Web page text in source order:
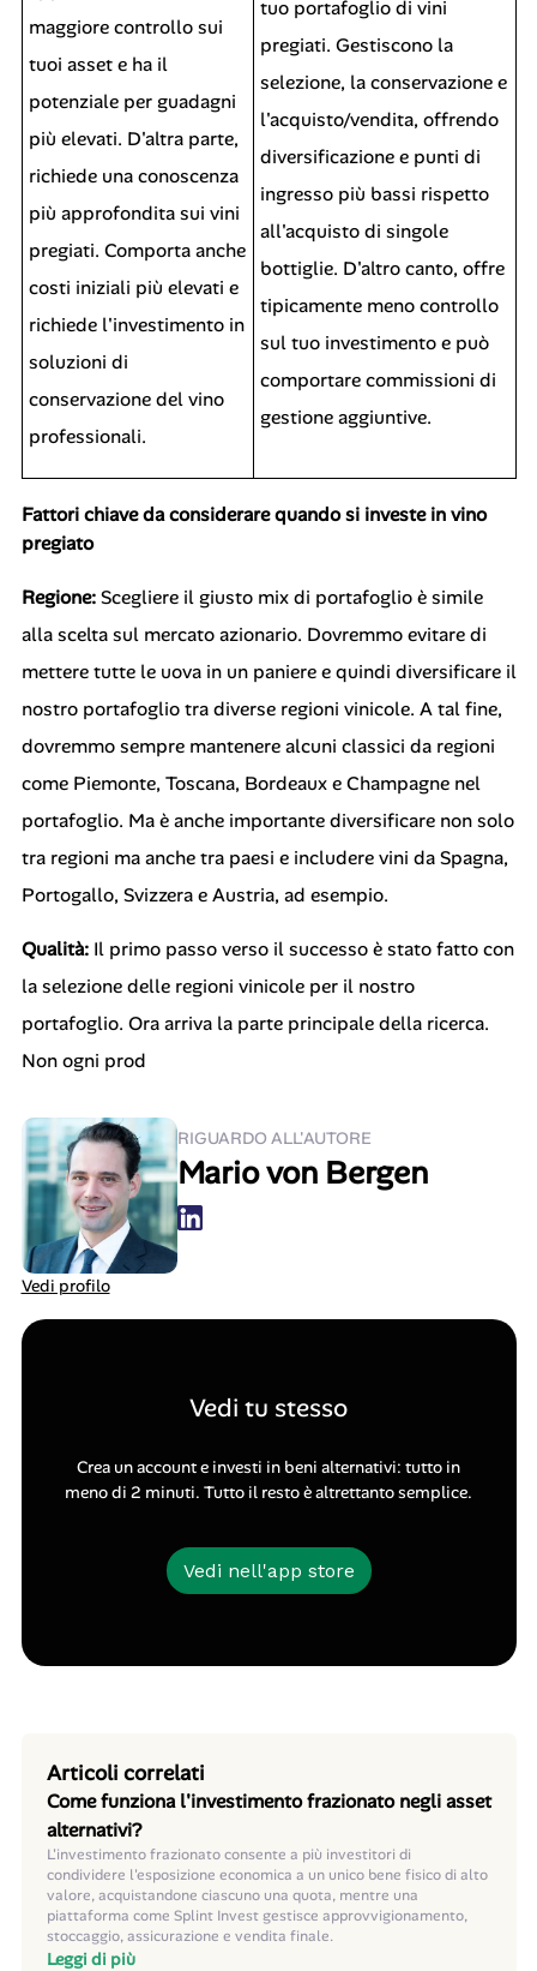
maggiore controllo sui
tuoi asset e ha il
potenziale per guadagni
più elevati. D'altra parte,
richiede una conoscenza
più approfondita sui vini
pregiati. Comporta anche
costi iniziali più elevati e
richiede l'investimento in
soluzioni di
conservazione del vino
professionali.
tuo portafoglio di vini
pregiati. Gestiscono la
selezione, la conservazione e
l'acquisto/vendita, offrendo
diversificazione e punti di
ingresso più bassi rispetto
all'acquisto di singole
bottiglie. D'altro canto, offre
tipicamente meno controllo
sul tuo investimento e può
comportare commissioni di
gestione aggiuntive.
Fattori chiave da considerare quando si investe in vino
pregiato
Regione:Scegliere il giusto mix di portafoglio è simile
alla scelta sul mercato azionario. Dovremmo evitare di
mettere tutte le uova in un paniere e quindi diversificare il
nostro portafoglio tra diverse regioni vinicole. A tal fine,
dovremmo sempre mantenere alcuni classici da regioni
come Piemonte, Toscana, Bordeaux e Champagne nel
portafoglio. Ma è anche importante diversificare non solo
tra regioni ma anche tra paesi e includere vini da Spagna,
Portogallo, Svizzera e Austria, ad esempio.
Qualità:Il primo passo verso il successo è stato fatto con
la selezione delle regioni vinicole per il nostro
portafoglio. Ora arriva la parte principale della ricerca.
Non ogni prod
RIGUARDO ALL'AUTORE
Mario von Bergen
Vedi profilo
Vedi tu stesso
Crea un account e investi in beni alternativi: tutto in
meno di 2 minuti. Tutto il resto è altrettanto semplice.
Vedi nell'app store
Articoli correlati
Come funziona l'investimento frazionato negli asset
alternativi?
L'investimento frazionato consente a più investitori di
condividere l'esposizione economica a un unico bene fisico di alto
valore, acquistandone ciascuno una quota, mentre una
piattaforma come Splint Invest gestisce approvvigionamento,
stoccaggio, assicurazione e vendita finale.
Leggi di più